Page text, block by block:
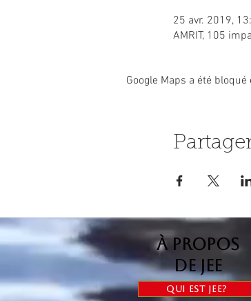
25 avr. 2019,
AMRIT, 105
Google Maps a été
à propos
de jee
Qui est Jee?